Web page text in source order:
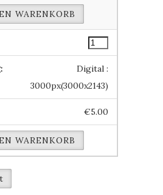
WARENKORB
Digital :
3000px(3000x2143)
€5.00
WARENKORB